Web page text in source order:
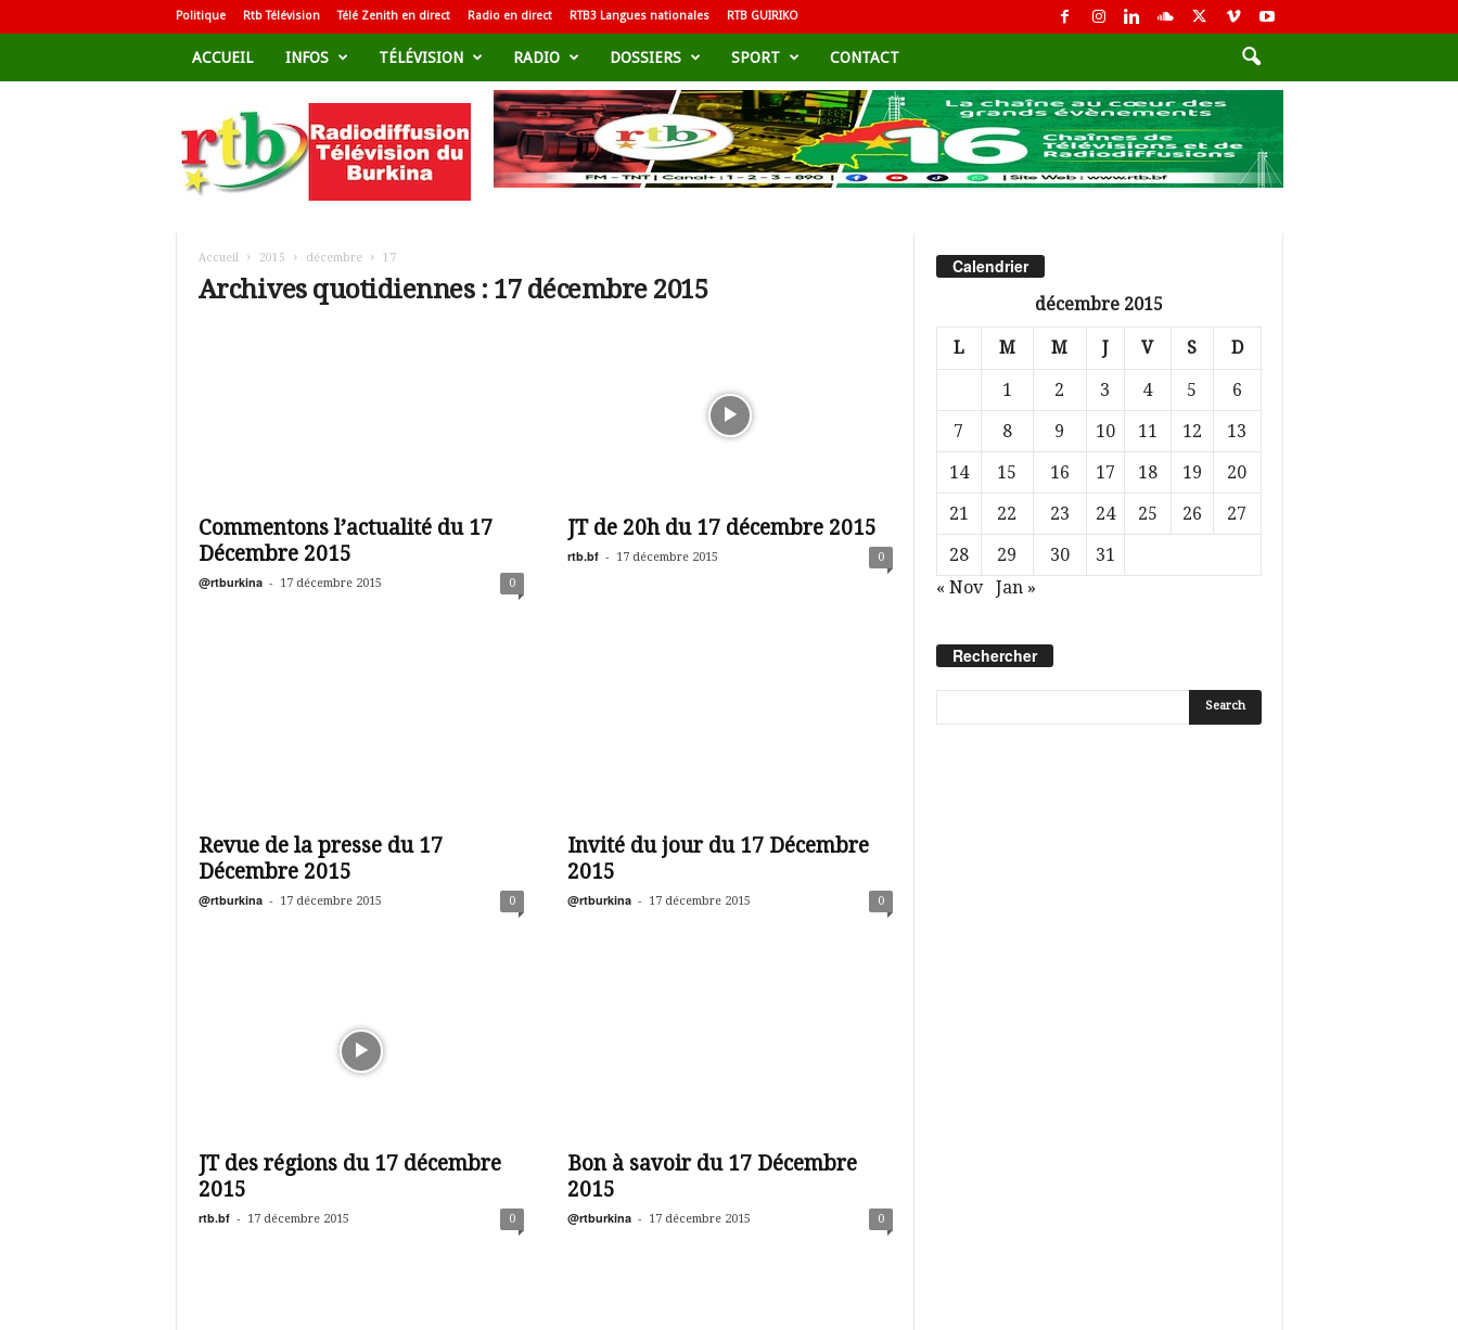
Politique Rtb Télévision Télé Zenith en direct Radio en direct RTB3 Langues nationales RTB GUIRIKO
ACCUEIL INFOS TÉLÉVISION RADIO DOSSIERS SPORT CONTACT
d
i
Accueil 2015 décembre 17
Archives quotidiennes : 17 décembre 2015
Commentons l’actualité du 17
Décembre 2015
@rtburkina - 17 décembre 2015 0
JT de 20h du 17 décembre 2015
rtb.bf - 17 décembre 2015 0
Revue de la presse du 17
Décembre 2015
@rtburkina - 17 décembre 2015 0
Invité du jour du 17 Décembre
2015
@rtburkina - 17 décembre 2015 0
JT des régions du 17 décembre
2015
rtb.bf - 17 décembre 2015 0
Bon à savoir du 17 Décembre
2015
@rtburkina - 17 décembre 2015 0
Calendrier
décembre 2015
L M M J V S D
1 2 3 4 5
6
7
8 9 10 11 12
13
14
15 16 17 18 19
20
21
22 23 24 25 26
27
28
29 30
31
« Nov
Jan »
Rechercher